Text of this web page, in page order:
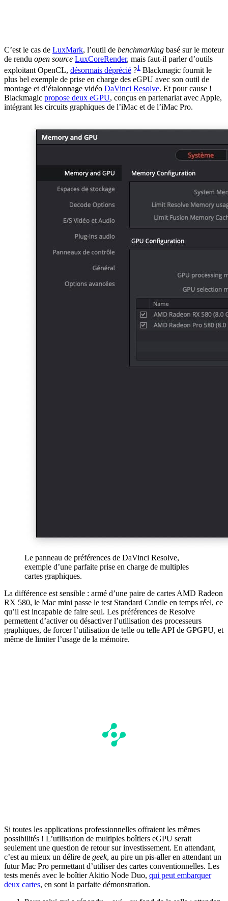
C’est le cas de LuxMark, l’outil de benchmarking basé sur le moteur
de rendu open source LuxCoreRender, mais faut-il parler d’outils
exploitant OpenCL, désormais déprécié ?1 Blackmagic fournit le
plus bel exemple de prise en charge des eGPU avec son outil de
montage et d’étalonnage vidéo DaVinci Resolve. Et pour cause !
Blackmagic propose deux eGPU, conçus en partenariat avec Apple,
intégrant les circuits graphiques de l’iMac et de l’iMac Pro.
Le panneau de préférences de DaVinci Resolve,
exemple d’une parfaite prise en charge de multiples
cartes graphiques.
La différence est sensible : armé d’une paire de cartes AMD Radeon
RX 580, le Mac mini passe le test Standard Candle en temps réel, ce
qu’il est incapable de faire seul. Les préférences de Resolve
permettent d’activer ou désactiver l’utilisation des processeurs
graphiques, de forcer l’utilisation de telle ou telle API de GPGPU, et
même de limiter l’usage de la mémoire.
Si toutes les applications professionnelles offraient les mêmes
possibilités ! L’utilisation de multiples boîtiers eGPU serait
seulement une question de retour sur investissement. En attendant,
c’est au mieux un délire de geek, au pire un pis-aller en attendant un
futur Mac Pro permettant d’utiliser des cartes conventionnelles. Les
tests menés avec le boîtier Akitio Node Duo, qui peut embarquer
deux cartes, en sont la parfaite démonstration.